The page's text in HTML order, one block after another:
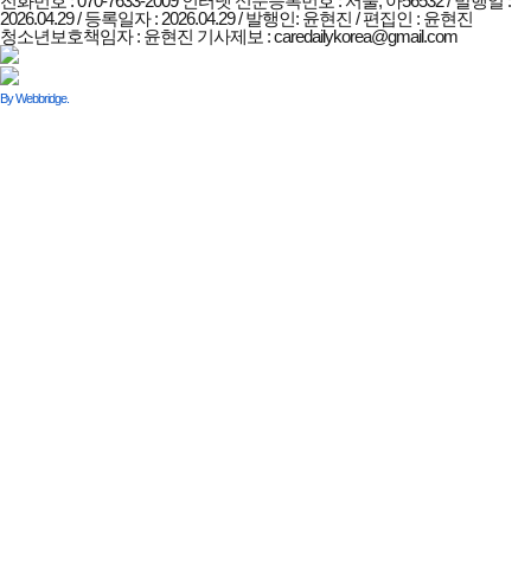
2026.04.29 / 등록일자 : 2026.04.29 / 발행인: 윤현진 / 편집인 : 윤현진
청소년보호책임자 : 윤현진 기사제보 : caredailykorea@gmail.com
By Webbridge.